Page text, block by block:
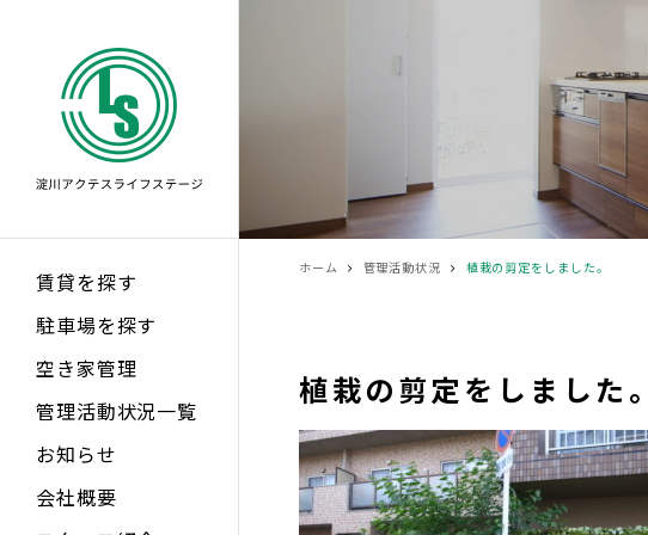
賃貸を探す
駐車場を探す
空き家管理
管理活動状況一覧
お知らせ
会社概要
ホーム 管理活動状況 植栽の剪定をしました。
植栽の剪定をしました。